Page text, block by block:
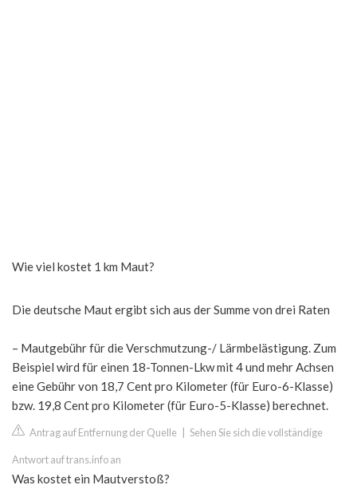
Wie viel kostet 1 km Maut?
Die deutsche Maut ergibt sich aus der Summe von drei Raten
– Mautgebühr für die Verschmutzung-/ Lärmbelästigung. Zum
Beispiel wird für einen 18-Tonnen-Lkw mit 4 und mehr Achsen
eine Gebühr von 18,7 Cent pro Kilometer (für Euro-6-Klasse)
bzw. 19,8 Cent pro Kilometer (für Euro-5-Klasse) berechnet.
Antrag auf Entfernung der Quelle Sehen Sie sich die vollständige
Antwort auf trans.info an
Was kostet ein Mautverstoß?